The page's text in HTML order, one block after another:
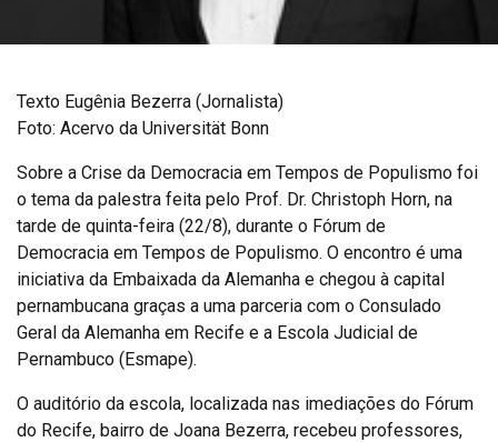
Texto Eugênia Bezerra (Jornalista)
Foto: Acervo da Universität Bonn
Sobre a Crise da Democracia em Tempos de Populismo foi
o tema da palestra feita pelo Prof. Dr. Christoph Horn, na
tarde de quinta-feira (22/8), durante o Fórum de
Democracia em Tempos de Populismo. O encontro é uma
iniciativa da Embaixada da Alemanha e chegou à capital
pernambucana graças a uma parceria com o Consulado
Geral da Alemanha em Recife e a Escola Judicial de
Pernambuco (Esmape).
O auditório da escola, localizada nas imediações do Fórum
do Recife, bairro de Joana Bezerra, recebeu professores,